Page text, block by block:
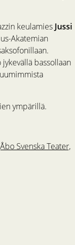
keulamies Jussi
Akatemian
jykevällä bassollaan
ympärillä.
Svenska Teater,